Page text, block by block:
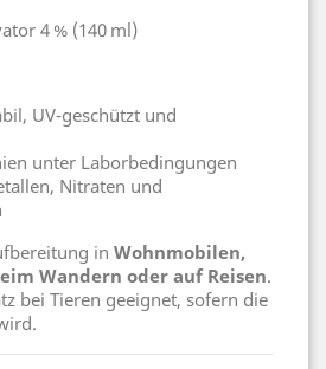
4 % (140 ml)
UV-geschützt und
unter Laborbedingungen
Nitraten und
in Wohnmobilen,
Wandern oder auf Reisen.
bei Tieren geeignet, sofern die